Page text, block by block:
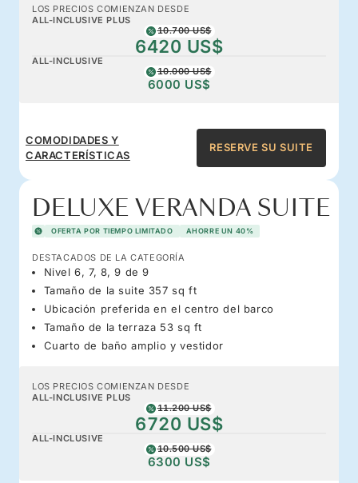
LOS PRECIOS COMIENZAN DESDE
ALL-INCLUSIVE PLUS
10.700 US$
6420 US$
ALL-INCLUSIVE
10.000 US$
6000 US$
COMODIDADES Y
CARACTERÍSTICAS
RESERVE SU SUITE
DELUXE VERANDA SUITE
OFERTA POR TIEMPO LIMITADO AHORRE UN 40%
DESTACADOS DE LA CATEGORÍA
Nivel 6, 7, 8, 9 de 9
Tamaño de la suite 357 sq ft
Ubicación preferida en el centro del barco
Tamaño de la terraza 53 sq ft
Cuarto de baño amplio y vestidor
LOS PRECIOS COMIENZAN DESDE
ALL-INCLUSIVE PLUS
11.200 US$
6720 US$
ALL-INCLUSIVE
10.500 US$
6300 US$